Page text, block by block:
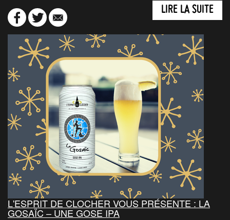
LIRE LA SUITE
L'ESPRIT DE CLOCHER VOUS PRÉSENTE : LA
GOSAÏC – UNE GOSE IPA